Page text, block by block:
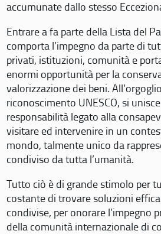
accumunate dallo stesso
Entrare a fa parte della Lista del
comporta l’impegno da parte di
privati, istituzioni, comunità e
enormi opportunità per la
valorizzazione dei beni.
riconoscimento UNESCO, si
responsabilità legato alla
visitare ed intervenire in un
mondo, talmente unico da
condiviso da tutta l’umanità.
Tutto ciò è di grande stimolo per
costante di trovare soluzioni
condivise, per onorare l’impegno
della comunità internazionale di